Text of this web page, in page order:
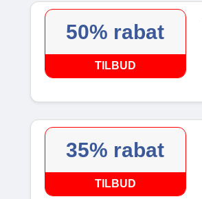
50% rabat
TILBUD
35% rabat
TILBUD